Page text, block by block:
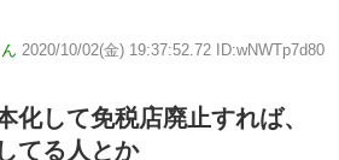
2020/10/02(金) 19:37:52.72 ID:wNWTp7d80
化して免税店廃止すれば、
てる人とか